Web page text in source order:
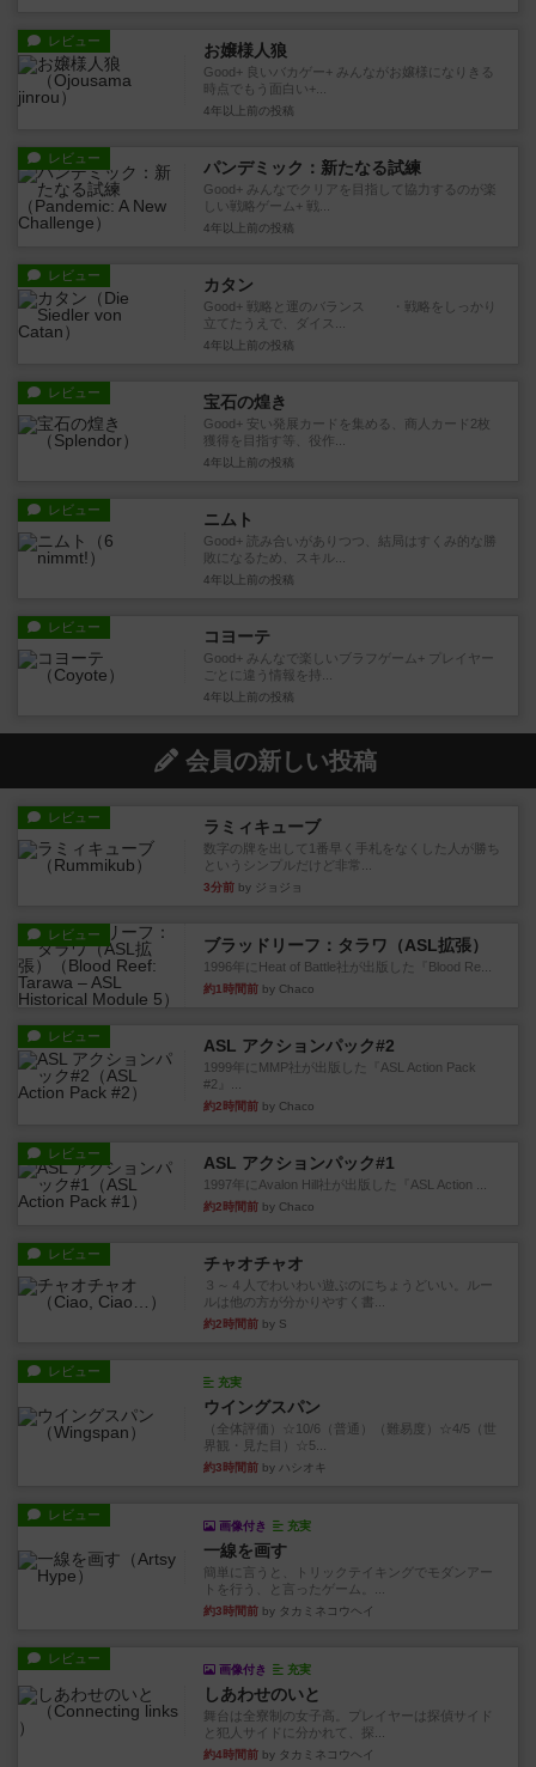
レビュー お嬢様人狼
Good+ 良いバカゲー+ みんながお嬢様になりきる
時点でもう面白い+...
4年以上前 の投稿
レビュー パンデミック：新たなる試練
Good+ みんなでクリアを目指して協力するのが楽
しい戦略ゲーム+ 戦...
4年以上前 の投稿
レビュー カタン
Good+ 戦略と運のバランス ・戦略をしっかり
立てたうえで、ダイス...
4年以上前 の投稿
レビュー 宝石の煌き
Good+ 安い発展カードを集める、商人カード2枚
獲得を目指す等、役作...
4年以上前 の投稿
レビュー ニムト
Good+ 読み合いがありつつ、結局はすくみ的な勝
敗になるため、スキル...
4年以上前 の投稿
レビュー コヨーテ
Good+ みんなで楽しいブラフゲーム+ プレイヤー
ごとに違う情報を持...
4年以上前 の投稿
会員の新しい投稿
レビュー ラミィキューブ
数字の牌を出して1番早く手札をなくした人が勝ち
というシンプルだけど非常...
3分前 by ジョジョ
レビュー
ブラッドリーフ：タラワ（ASL拡張）
1996年にHeat of Battle社が出版した『Blood Re...
約1時間前 by Chaco
レビュー ASL アクションパック#2
1999年にMMP社が出版した『ASL Action Pack
#2』...
約2時間前 by Chaco
レビュー ASL アクションパック#1
1997年にAvalon Hill社が出版した『ASL Action ...
約2時間前 by Chaco
レビュー チャオチャオ
３～４人でわいわい遊ぶのにちょうどいい。ルー
ルは他の方が分かりやすく書...
約2時間前 by S
レビュー
充実
ウイングスパン
（全体評価）☆10/6（普通）（難易度）☆4/5（世
界観・見た目）☆5...
約3時間前 by ハシオキ
レビュー
画像付き 充実
一線を画す
簡単に言うと、トリックテイキングでモダンアー
トを行う、と言ったゲーム。...
約3時間前 by タカミネコウヘイ
レビュー
画像付き 充実
しあわせのいと
舞台は全寮制の女子高。プレイヤーは探偵サイド
と犯人サイドに分かれて、探...
約4時間前 by タカミネコウヘイ